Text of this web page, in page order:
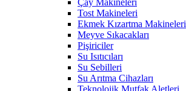
Çay Makineleri
Tost Makineleri
Ekmek Kızartma Makineleri
Meyve Sıkacakları
Pişiriciler
Su Isıtıcıları
Su Sebilleri
Su Arıtma Cihazları
Teknolojik Mutfak Aletleri